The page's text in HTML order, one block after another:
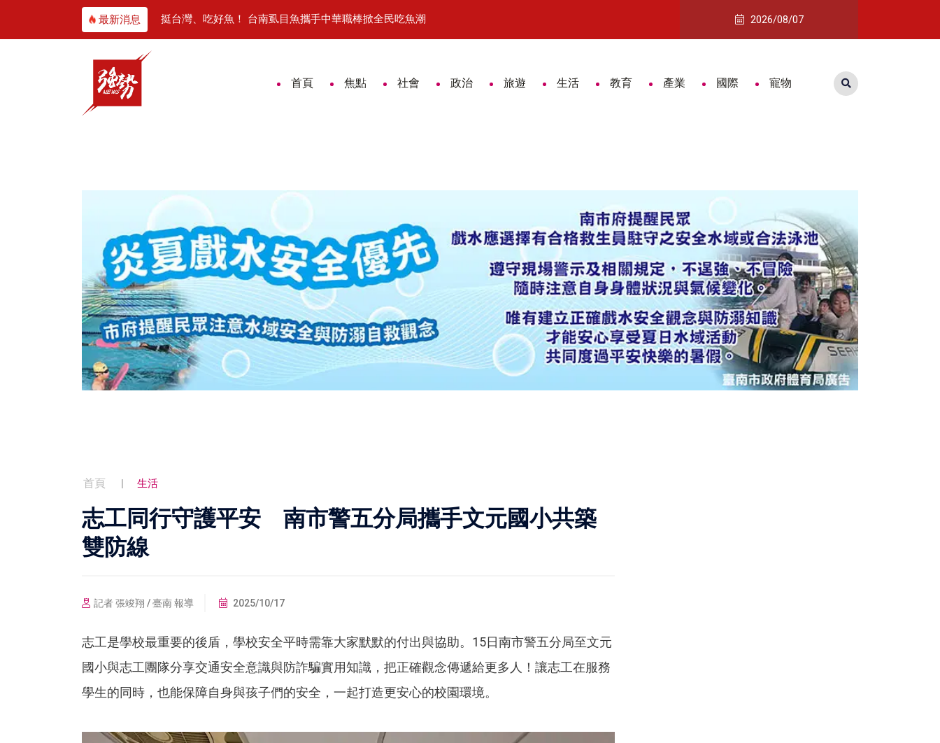
最新消息
挺台灣、吃好魚！ 台南虱目魚攜手中華職棒掀全民吃魚潮 草原精神躍然眼前 《千古馬頌》展現人馬共生千年傳承 從美術班到銲接高手 台南附工郭于瑄勇奪全國技能
2026/08/07
首頁 焦點 社會 政治 旅遊 生活 教育 產業 國際 寵物
首頁 生活
志工同行守護平安 南市警五分局攜手文元國小共築
雙防線
記者 張竣翔 / 臺南 報導 2025/10/17
志工是學校最重要的後盾，學校安全平時需靠大家默默的付出與協助。15日南市警五分局至文元
國小與志工團隊分享交通安全意識與防詐騙實用知識，把正確觀念傳遞給更多人！讓志工在服務
學生的同時，也能保障自身與孩子們的安全，一起打造更安心的校園環境。